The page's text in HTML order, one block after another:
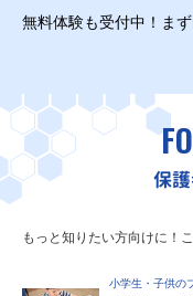
無料体験も受付中！ま
保
もっと知りたい方向けに！
小学生・子供の